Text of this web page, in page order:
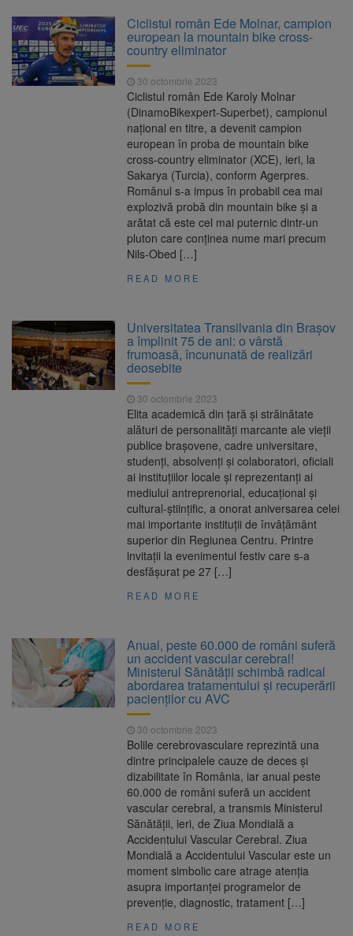
Ciclistul român Ede Molnar, campion
european la mountain bike cross-
country eliminator
30 octombrie 2023
Ciclistul român Ede Karoly Molnar
(DinamoBikexpert-Superbet), campionul
naţional en titre, a devenit campion
european în proba de mountain bike
cross-country eliminator (XCE), ieri, la
Sakarya (Turcia), conform Agerpres.
Românul s-a impus în probabil cea mai
explozivă probă din mountain bike şi a
arătat că este cel mai puternic dintr-un
pluton care conţinea nume mari precum
Nils-Obed […]
READ MORE
Universitatea Transilvania din Brașov
a împlinit 75 de ani: o vârstă
frumoasă, încununată de realizări
deosebite
30 octombrie 2023
Elita academică din ţară şi străinătate
alături de personalităţi marcante ale vieţii
publice braşovene, cadre universitare,
studenţi, absolvenţi şi colaboratori, oficiali
ai instituţiilor locale şi reprezentanţi ai
mediului antreprenorial, educaţional şi
cultural-ştiinţific, a onorat aniversarea celei
mai importante instituţii de învâţământ
superior din Regiunea Centru. Printre
invitaţii la evenimentul festiv care s-a
desfășurat pe 27 […]
READ MORE
Anual, peste 60.000 de români suferă
un accident vascular cerebral!
Ministerul Sănătății schimbă radical
abordarea tratamentului și recuperării
pacienților cu AVC
30 octombrie 2023
Bolile cerebrovasculare reprezintă una
dintre principalele cauze de deces şi
dizabilitate în România, iar anual peste
60.000 de români suferă un accident
vascular cerebral, a transmis Ministerul
Sănătăţii, ieri, de Ziua Mondială a
Accidentului Vascular Cerebral. Ziua
Mondială a Accidentului Vascular este un
moment simbolic care atrage atenția
asupra importanței programelor de
prevenție, diagnostic, tratament […]
READ MORE